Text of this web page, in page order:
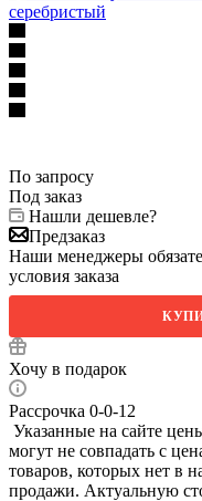
По запросу
Под заказ
Нашли дешевле?
Предзаказ
Наши менеджеры
условия заказа
Хочу в подарок
Рассрочка 0-0-12
Указанные на сайте
могут не совпадать с
товаров, которых нет в
продажи. Актуальную